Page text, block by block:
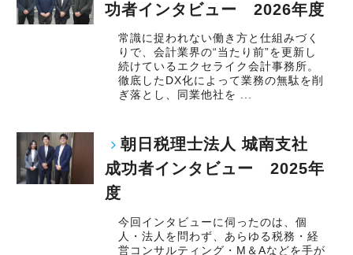
功者インタビュー 2026年度
常識に捉われない働き方と仕組みづく
りで、会計業界の“当たり前”を更新し
続けているエクセライク会計事務所。
徹底したDX化によって業務の無駄を削
ぎ落とし、同業他社を ...
朝日税理士法人 城南支社
成功者インタビュー 2025年
度
今回インタビューに伺ったのは、個
人・法人を問わず、あらゆる税務・経
営コンサルティング・M＆Aなどを手が